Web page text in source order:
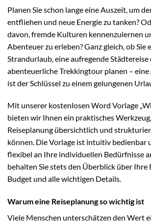
Planen Sie schon lange eine Auszeit, um
entfliehen und neue Energie zu tanken?
davon, fremde Kulturen kennenzulernen
Abenteuer zu erleben? Ganz gleich, ob Sie
Strandurlaub, eine aufregende Städtereise
abenteuerliche Trekkingtour planen –
ist der Schlüssel zu einem gelungenen
Mit unserer kostenlosen Word Vorlage
bieten wir Ihnen ein praktisches
Reiseplanung übersichtlich und
können. Die Vorlage ist intuitiv bedienbar
flexibel an Ihre individuellen Bedürfnisse
behalten Sie stets den Überblick über Ihre
Budget und alle wichtigen Details.
Warum eine Reiseplanung so wichtig ist
Viele Menschen unterschätzen den Wert